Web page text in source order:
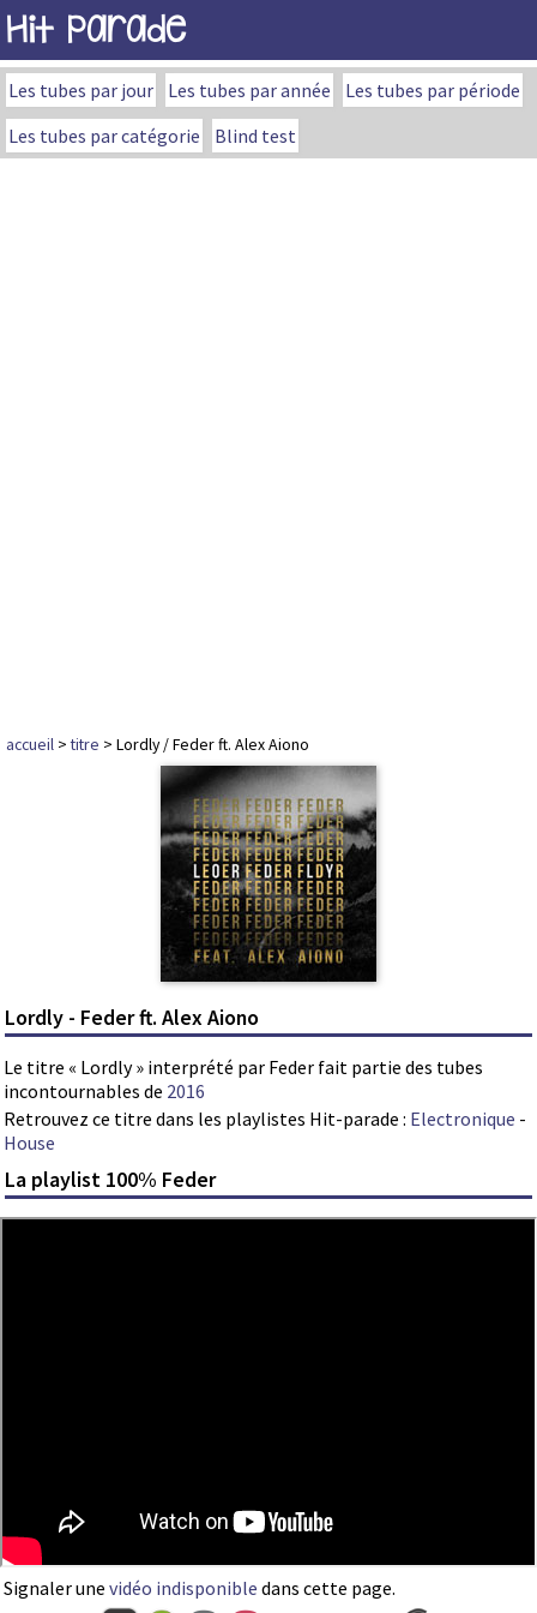
Hit Parade
Les tubes par jour Les tubes par année
Les tubes par période
Les tubes par catégorie
Blind test
accueil >titre > Lordly / Feder ft. Alex Aiono
Lordly - Feder ft. Alex Aiono
Le titre « Lordly » interprété par Feder fait partie des tubes
incontournables de 2016
Retrouvez ce titre dans les playlistes Hit-parade : Electronique -
House
La playlist 100% Feder
Signaler une vidéo indisponible dans cette page.